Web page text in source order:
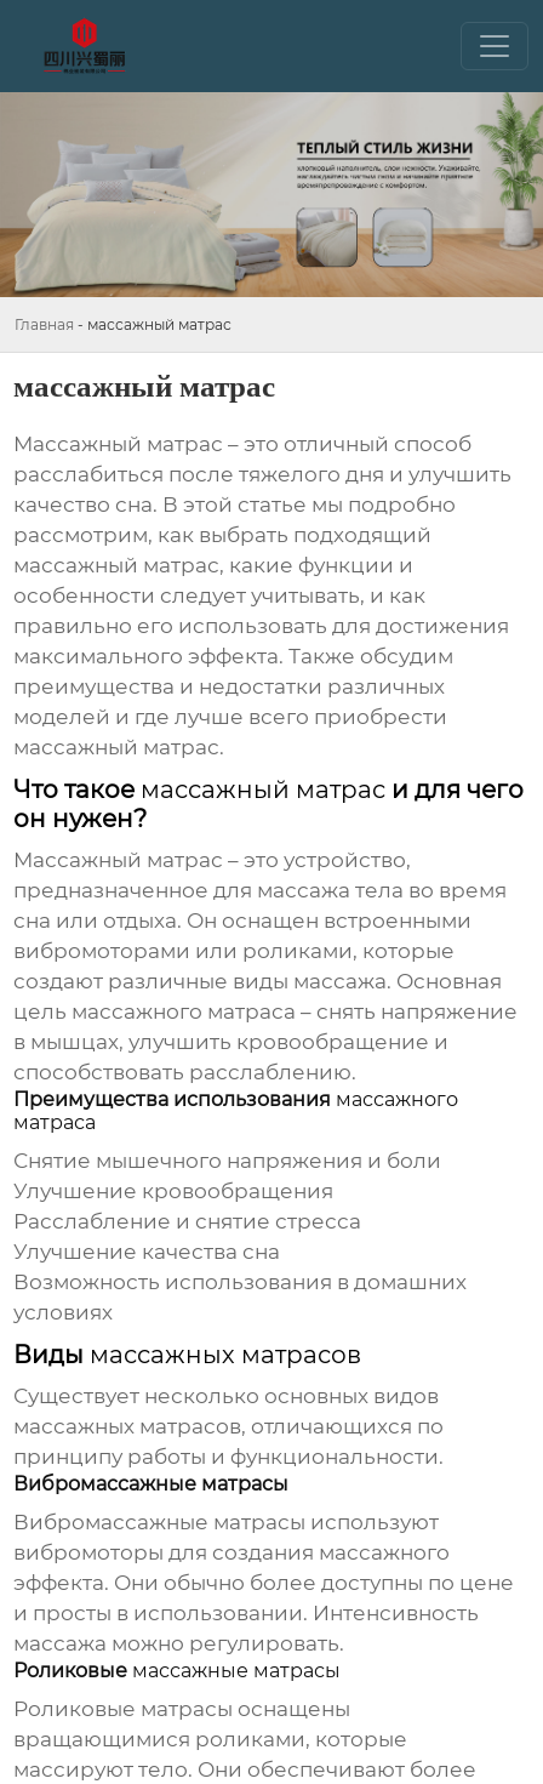
Главная - массажный матрас
массажный матрас
Массажный матрас – это отличный способ
расслабиться после тяжелого дня и улучшить
качество сна. В этой статье мы подробно
рассмотрим, как выбрать подходящий
массажный матрас, какие функции и
особенности следует учитывать, и как
правильно его использовать для достижения
максимального эффекта. Также обсудим
преимущества и недостатки различных
моделей и где лучше всего приобрести
массажный матрас.
Что такое массажный матрас и для чего
он нужен?
Массажный матрас – это устройство,
предназначенное для массажа тела во время
сна или отдыха. Он оснащен встроенными
вибромоторами или роликами, которые
создают различные виды массажа. Основная
цель массажного матраса – снять напряжение
в мышцах, улучшить кровообращение и
способствовать расслаблению.
Преимущества использования массажного
матраса
Снятие мышечного напряжения и боли
Улучшение кровообращения
Расслабление и снятие стресса
Улучшение качества сна
Возможность использования в домашних
условиях
Виды массажных матрасов
Существует несколько основных видов
массажных матрасов, отличающихся по
принципу работы и функциональности.
Вибромассажные матрасы
Вибромассажные матрасы используют
вибромоторы для создания массажного
эффекта. Они обычно более доступны по цене
и просты в использовании. Интенсивность
массажа можно регулировать.
Роликовые массажные матрасы
Роликовые матрасы оснащены
вращающимися роликами, которые
массируют тело. Они обеспечивают более